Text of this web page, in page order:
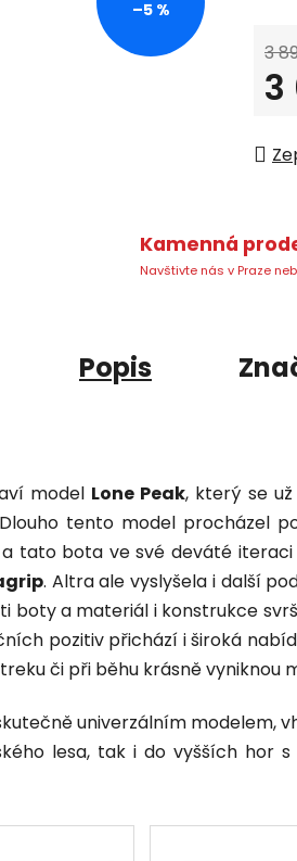
3
3
–5 %
Kamenná
Navštivte nás v Praze
Popis
model Lone Peak, který se
tento model procházel
tato bota ve své deváté iteraci
. Altra ale vyslyšela i další
a materiál i konstrukce
pozitiv přichází i široká
či při běhu krásně vyniknou
univerzálním modelem,
lesa, tak i do vyšších hor